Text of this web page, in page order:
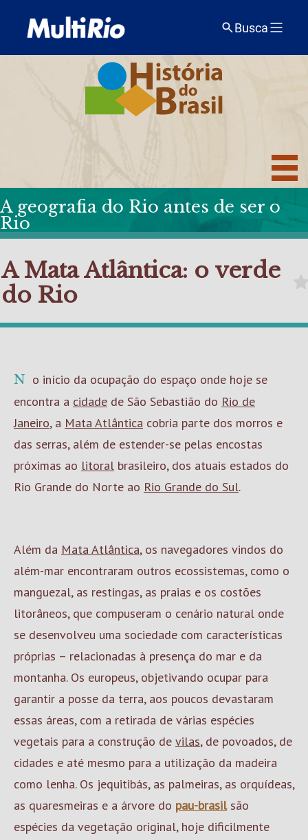
Busca
A geografia do Rio antes de ser o
Rio
A Mata Atlântica: o verde
do Rio
No início da ocupação do espaço onde hoje se
encontra a cidade de São Sebastião do Rio de
Janeiro, a Mata Atlântica cobria parte dos morros e
das serras, além de estender-se pelas encostas
próximas ao litoral brasileiro, dos atuais estados do
Rio Grande do Norte ao Rio Grande do Sul.
Além da Mata Atlântica, os navegadores vindos do
além-mar encontraram outros ecossistemas, como o
manguezal, as restingas, as praias e os costões
litorâneos, que compuseram o cenário natural onde
se desenvolveu uma sociedade com características
próprias – relacionadas à presença do mar e da
montanha. Os europeus, objetivando ocupar para
garantir a posse da terra, aos poucos devastaram
essas áreas, com a retirada de várias espécies
vegetais para a construção de vilas, de povoados, de
cidades e até mesmo para a utilização da madeira
como lenha. Os jequitibás, as palmeiras, as orquídeas,
as quaresmeiras e a árvore do pau-brasilsão
espécies da vegetação original, hoje dificilmente